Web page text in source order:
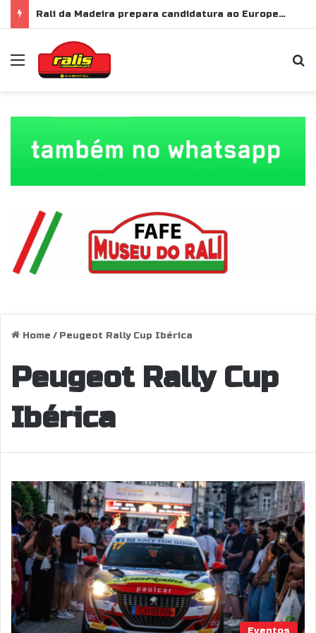
Rali da Madeira prepara candidatura ao Europeu de Ralis para 2028
Menu
Home / Peugeot Rally Cup Ibérica
Peugeot Rally Cup
Ibérica
Eventos